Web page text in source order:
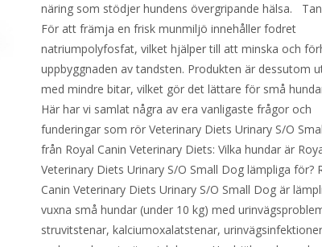
näring som stödjer hundens övergripande hälsa.
För att främja en frisk munmiljö innehåller fodret
natriumpolyfosfat, vilket hjälper till att minska och
uppbyggnaden av tandsten. Produkten är dessutom
med mindre bitar, vilket gör det lättare för små
Här har vi samlat några av era vanligaste frågor och
funderingar som rör Veterinary Diets Urinary S/O
från Royal Canin Veterinary Diets: Vilka hundar är
Veterinary Diets Urinary S/O Small Dog lämpliga för?
Canin Veterinary Diets Urinary S/O Small Dog är
vuxna små hundar (under 10 kg) med
struvitstenar, kalciumoxalatstenar,